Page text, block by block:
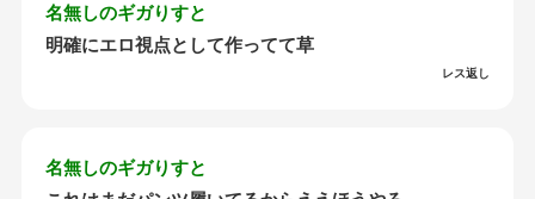
名無しのギガりすと
明確にエロ視点として作ってて草
レス返し
名無しのギガりすと